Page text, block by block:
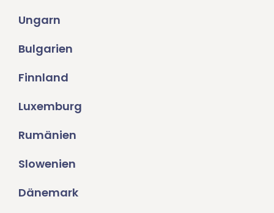
Ungarn
Bulgarien
Finnland
Luxemburg
Rumänien
Slowenien
Dänemark